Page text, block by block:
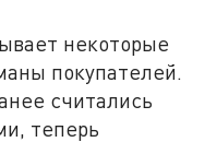
некоторые
покупателей.
считались
теперь